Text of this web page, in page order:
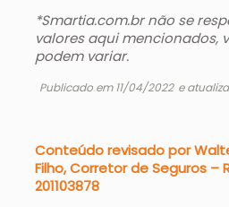
*Smartia.com.br não se
valores aqui mencionados,
podem variar.
Publicado em 11/04/2022 e
Conteúdo revisado por
Filho, Corretor de Seguros –
201103878